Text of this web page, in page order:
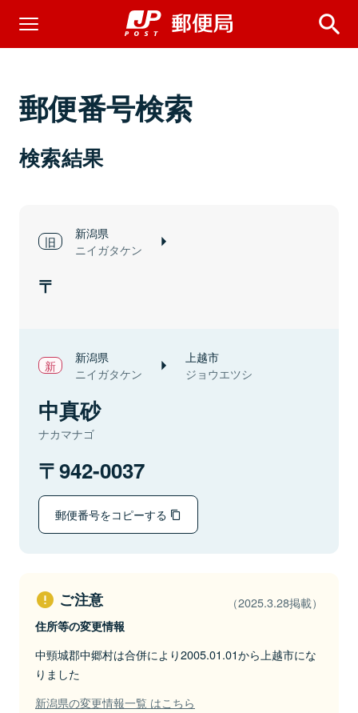
郵便番号検索
検索結果
新潟県
ニイガタケン
新潟県
ニイガタケン
上越市
ジョウエツシ
中真砂
ナカマナゴ
942-0037
郵便番号をコピーする
ご注意 （2025.3.28掲載）
住所等の変更情報
中頸城郡中郷村は合併により2005.01.01から上越市にな
りました
新潟県の変更情報一覧 はこちら